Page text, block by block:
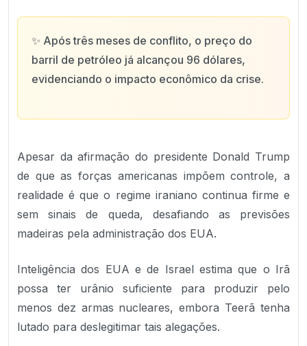
✨ Após três meses de conflito, o preço do
barril de petróleo já alcançou 96 dólares,
evidenciando o impacto econômico da crise.
Apesar da afirmação do presidente Donald Trump
de que as forças americanas impõem controle, a
realidade é que o regime iraniano continua firme e
sem sinais de queda, desafiando as previsões
madeiras pela administração dos EUA.
Inteligência dos EUA e de Israel estima que o Irã
possa ter urânio suficiente para produzir pelo
menos dez armas nucleares, embora Teerã tenha
lutado para deslegitimar tais alegações.